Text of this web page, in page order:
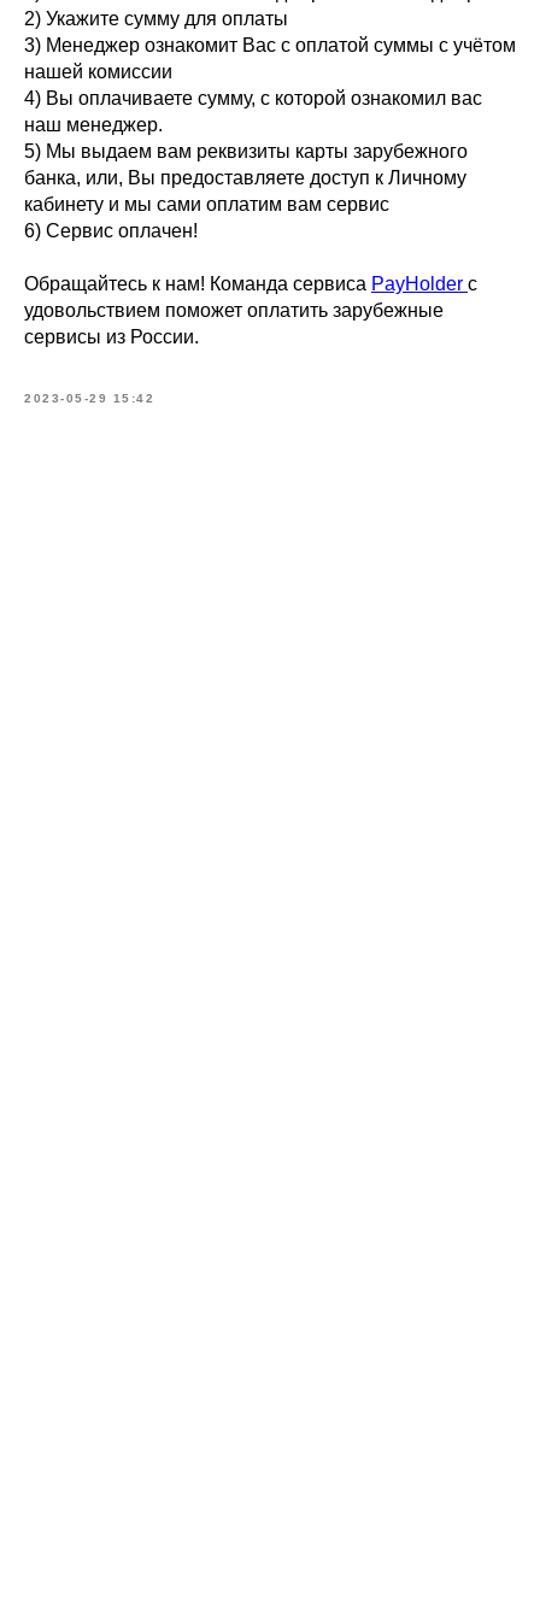
2) Укажите сумму для оплаты
3) Менеджер ознакомит Вас с оплатой суммы с учётом
нашей комиссии
4) Вы оплачиваете сумму, с которой ознакомил вас
наш менеджер.
5) Мы выдаем вам реквизиты карты зарубежного
банка, или, Вы предоставляете доступ к Личному
кабинету и мы сами оплатим вам сервис
6) Сервис оплачен!
Обращайтесь к нам! Команда сервиса PayHolder с
удовольствием поможет оплатить зарубежные
сервисы из России.
2023-05-29 15:42